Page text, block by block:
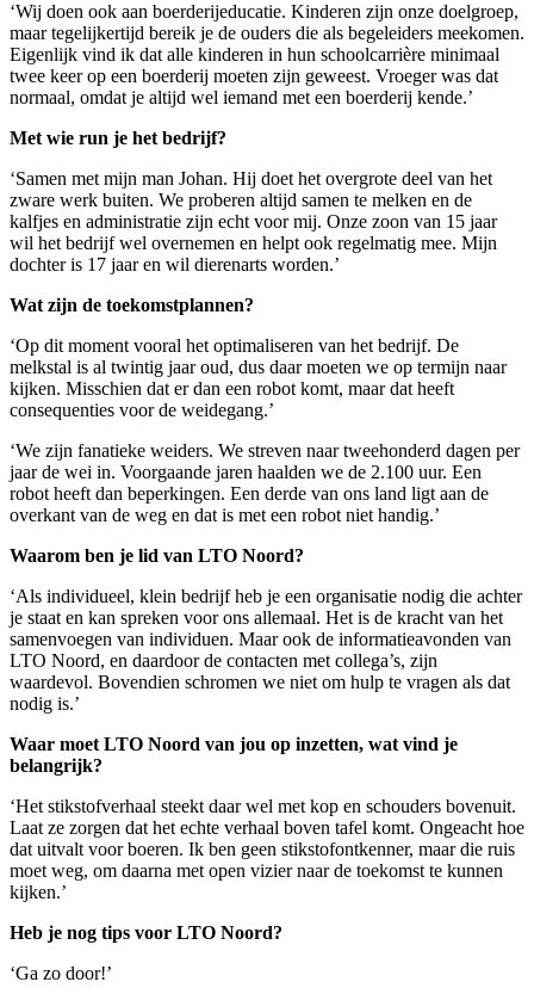
‘Wij doen ook aan boerderijeducatie. Kinderen zijn onze doelgroep,
maar tegelijkertijd bereik je de ouders die als begeleiders meekomen.
Eigenlijk vind ik dat alle kinderen in hun schoolcarrière minimaal
twee keer op een boerderij moeten zijn geweest. Vroeger was dat
normaal, omdat je altijd wel iemand met een boerderij kende.’
Met wie run je het bedrijf?
‘Samen met mijn man Johan. Hij doet het overgrote deel van het
zware werk buiten. We proberen altijd samen te melken en de
kalfjes en administratie zijn echt voor mij. Onze zoon van 15 jaar
wil het bedrijf wel overnemen en helpt ook regelmatig mee. Mijn
dochter is 17 jaar en wil dierenarts worden.’
Wat zijn de toekomstplannen?
‘Op dit moment vooral het optimaliseren van het bedrijf. De
melkstal is al twintig jaar oud, dus daar moeten we op termijn naar
kijken. Misschien dat er dan een robot komt, maar dat heeft
consequenties voor de weidegang.’
‘We zijn fanatieke weiders. We streven naar tweehonderd dagen per
jaar de wei in. Voorgaande jaren haalden we de 2.100 uur. Een
robot heeft dan beperkingen. Een derde van ons land ligt aan de
overkant van de weg en dat is met een robot niet handig.’
Waarom ben je lid van LTO Noord?
‘Als individueel, klein bedrijf heb je een organisatie nodig die achter
je staat en kan spreken voor ons allemaal. Het is de kracht van het
samenvoegen van individuen. Maar ook de informatieavonden van
LTO Noord, en daardoor de contacten met collega’s, zijn
waardevol. Bovendien schromen we niet om hulp te vragen als dat
nodig is.’
Waar moet LTO Noord van jou op inzetten, wat vind je
belangrijk?
‘Het stikstofverhaal steekt daar wel met kop en schouders bovenuit.
Laat ze zorgen dat het echte verhaal boven tafel komt. Ongeacht hoe
dat uitvalt voor boeren. Ik ben geen stikstofontkenner, maar die ruis
moet weg, om daarna met open vizier naar de toekomst te kunnen
kijken.’
Heb je nog tips voor LTO Noord?
‘Ga zo door!’